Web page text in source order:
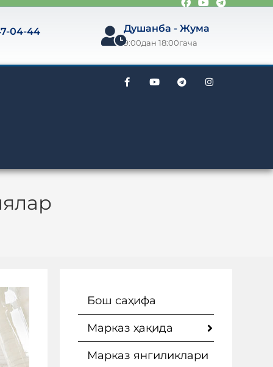
04-44 Душанба - Жума
9:00дан 18:00гача
Бош саҳифа
Марказ ҳақида
Марказ янгиликлари